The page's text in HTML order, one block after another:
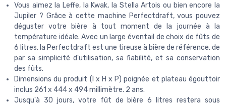
Vous aimez la Leffe, la Kwak, la Stella Artois ou bien encore la
Jupiler ? Grâce à cette machine Perfectdraft, vous pouvez
déguster votre bière à tout moment de la journée à la
température idéale. Avec un large éventail de choix de fûts de
6 litres, la Perfectdraft est une tireuse à bière de référence, de
par sa simplicité d'utilisation, sa fiabilité, et sa conservation
des fûts.
Dimensions du produit (l x H x P) poignée et plateau égouttoir
inclus 261 x 444 x 494 millimètre. 2 ans.
Jusqu'à 30 jours, votre fût de bière 6 litres restera sous